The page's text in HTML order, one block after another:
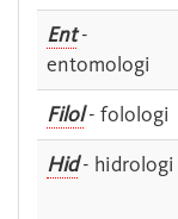
Ent-
entomologi
Filol- folologi
Hid- hidrologi